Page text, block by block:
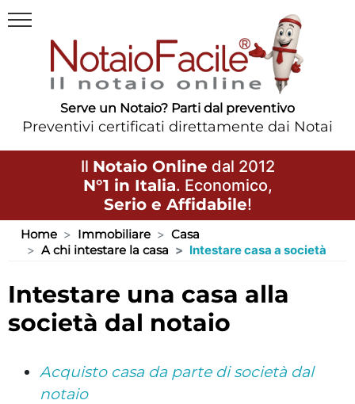
Serve un Notaio? Parti dal preventivo
Preventivi certificati direttamente dai Notai
Il Notaio Online dal 2012
N°1 in Italia. Economico,
Serio e Affidabile!
Home Immobiliare
Casa
A chi intestare la casa
Intestare casa a società
intestare una casa alla
società dal notaio
Acquisto casa da parte di società dal
notaio